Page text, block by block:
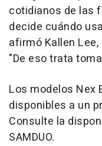
cotidianos de las
decide cuándo
afirmó Kallen Lee,
"De eso trata
Los modelos Nex
disponibles a un
Consulte la
SAMDUO.